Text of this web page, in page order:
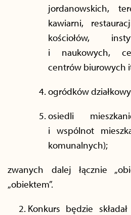
jordanowskich,
kawiarni,
kościołów,
i naukowych,
centrów biurowych
ogródków
osiedli
i wspólnot
komunalnych);
zwanych dalej łącznie
„obiektem”.
Konkurs będzie